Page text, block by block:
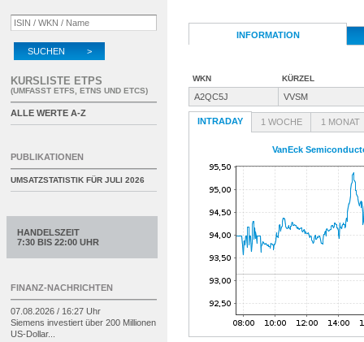
INFORMATION
WKN KÜRZEL
A2QC5J VVSM
INTRADAY 1 WOCHE 1 MONAT
VanEck
SUCHEN >
KURSLISTE ETPS
(UMFASST ETFS, ETNS UND ETCS)
ALLE WERTE A-Z
PUBLIKATIONEN
UMSATZSTATISTIK FÜR JULI 2026
HANDELSZEIT
7:30 BIS 22:00 UHR
FINANZ-NACHRICHTEN
07.08.2026 / 16:27 Uhr
Siemens investiert über 200 Millionen
US-Dollar...